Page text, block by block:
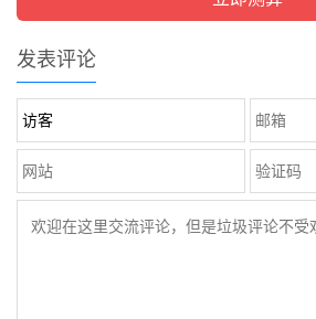
发表评论